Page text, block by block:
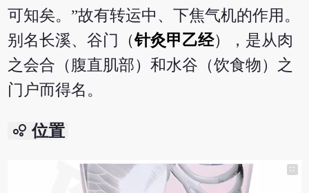
可知矣。”故有转运中、下焦气机的作用。
别名长溪、谷门（针灸甲乙经），是从肉
之会合（腹直肌部）和水谷（饮食物）之
门户而得名。
bubble_chart 位置